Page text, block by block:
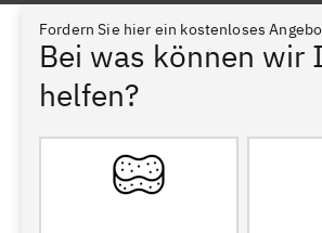
Fordern Sie hier ein kostenloses
Bei was können wir
helfen?